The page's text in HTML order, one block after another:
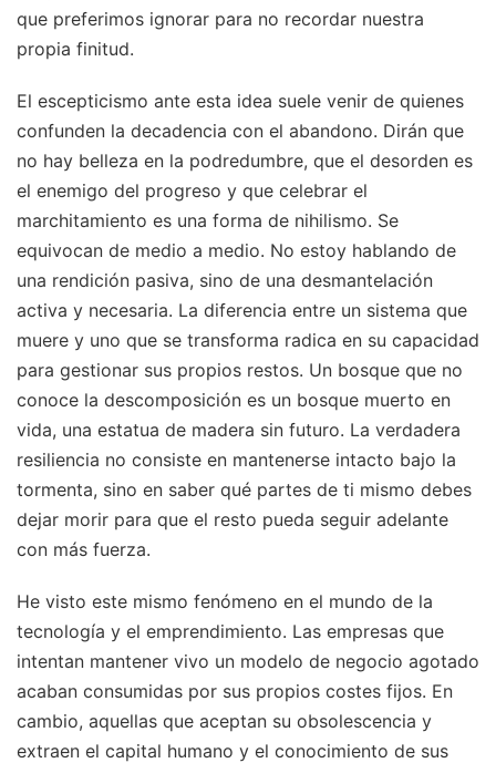
que preferimos ignorar para no recordar nuestra
propia finitud.
El escepticismo ante esta idea suele venir de quienes
confunden la decadencia con el abandono. Dirán que
no hay belleza en la podredumbre, que el desorden es
el enemigo del progreso y que celebrar el
marchitamiento es una forma de nihilismo. Se
equivocan de medio a medio. No estoy hablando de
una rendición pasiva, sino de una desmantelación
activa y necesaria. La diferencia entre un sistema que
muere y uno que se transforma radica en su capacidad
para gestionar sus propios restos. Un bosque que no
conoce la descomposición es un bosque muerto en
vida, una estatua de madera sin futuro. La verdadera
resiliencia no consiste en mantenerse intacto bajo la
tormenta, sino en saber qué partes de ti mismo debes
dejar morir para que el resto pueda seguir adelante
con más fuerza.
He visto este mismo fenómeno en el mundo de la
tecnología y el emprendimiento. Las empresas que
intentan mantener vivo un modelo de negocio agotado
acaban consumidas por sus propios costes fijos. En
cambio, aquellas que aceptan su obsolescencia y
extraen el capital humano y el conocimiento de sus